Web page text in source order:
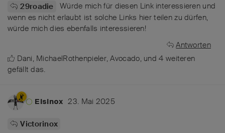
29roadie
Würde mich für diesen Link interessieren und
wenn es nicht erlaubt ist solche Links hier teilen zu dürfen,
würde mich dies ebenfalls interessieren!
Antworten
Dani, MichaelRothenpieler,Avocado, und4 weiteren
gefällt das.
Elsinox 23. Mai 2025
Victorinox